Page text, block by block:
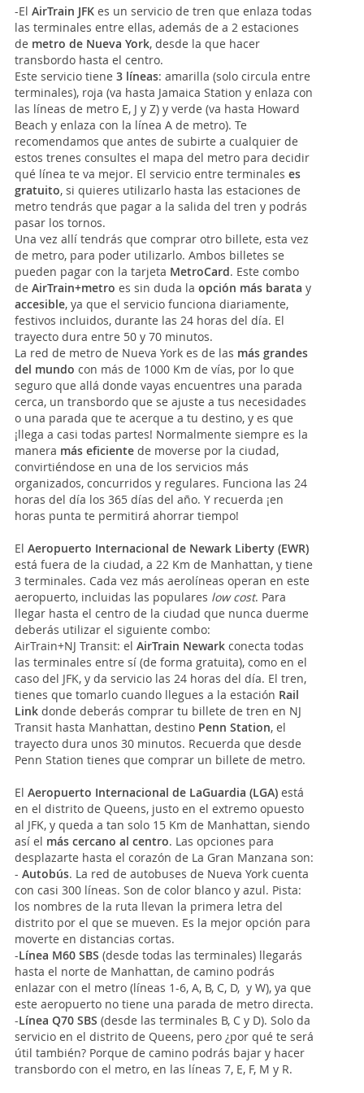
-El AirTrain JFK es un servicio de tren que enlaza todas
las terminales entre ellas, además de a 2 estaciones
de metro de Nueva York, desde la que hacer
transbordo hasta el centro.
Este servicio tiene 3 líneas: amarilla (solo circula entre
terminales), roja (va hasta Jamaica Station y enlaza con
las líneas de metro E, J y Z) y verde (va hasta Howard
Beach y enlaza con la línea A de metro). Te
recomendamos que antes de subirte a cualquier de
estos trenes consultes el mapa del metro para decidir
qué línea te va mejor. El servicio entre terminales es
gratuito, si quieres utilizarlo hasta las estaciones de
metro tendrás que pagar a la salida del tren y podrás
pasar los tornos.
Una vez allí tendrás que comprar otro billete, esta vez
de metro, para poder utilizarlo. Ambos billetes se
pueden pagar con la tarjeta MetroCard. Este combo
de AirTrain+metro es sin duda la opción más barata y
accesible, ya que el servicio funciona diariamente,
festivos incluidos, durante las 24 horas del día. El
trayecto dura entre 50 y 70 minutos.
La red de metro de Nueva York es de las más grandes
del mundo con más de 1000 Km de vías, por lo que
seguro que allá donde vayas encuentres una parada
cerca, un transbordo que se ajuste a tus necesidades
o una parada que te acerque a tu destino, y es que
¡llega a casi todas partes! Normalmente siempre es la
manera más eficiente de moverse por la ciudad,
convirtiéndose en una de los servicios más
organizados, concurridos y regulares. Funciona las 24
horas del día los 365 días del año. Y recuerda ¡en
horas punta te permitirá ahorrar tiempo!
El Aeropuerto Internacional de Newark Liberty (EWR)
está fuera de la ciudad, a 22 Km de Manhattan, y tiene
3 terminales. Cada vez más aerolíneas operan en este
aeropuerto, incluidas las populares low cost. Para
llegar hasta el centro de la ciudad que nunca duerme
deberás utilizar el siguiente combo:
AirTrain+NJ Transit: el AirTrain Newark conecta todas
las terminales entre sí (de forma gratuita), como en el
caso del JFK, y da servicio las 24 horas del día. El tren,
tienes que tomarlo cuando llegues a la estación Rail
Link donde deberás comprar tu billete de tren en NJ
Transit hasta Manhattan, destino Penn Station, el
trayecto dura unos 30 minutos. Recuerda que desde
Penn Station tienes que comprar un billete de metro.
El Aeropuerto Internacional de LaGuardia (LGA) está
en el distrito de Queens, justo en el extremo opuesto
al JFK, y queda a tan solo 15 Km de Manhattan, siendo
así el más cercano al centro. Las opciones para
desplazarte hasta el corazón de La Gran Manzana son:
- Autobús. La red de autobuses de Nueva York cuenta
con casi 300 líneas. Son de color blanco y azul. Pista:
los nombres de la ruta llevan la primera letra del
distrito por el que se mueven. Es la mejor opción para
moverte en distancias cortas.
-Línea M60 SBS (desde todas las terminales) llegarás
hasta el norte de Manhattan, de camino podrás
enlazar con el metro (líneas 1-6, A, B, C, D, y W), ya que
este aeropuerto no tiene una parada de metro directa.
-Línea Q70 SBS (desde las terminales B, C y D). Solo da
servicio en el distrito de Queens, pero ¿por qué te será
útil también? Porque de camino podrás bajar y hacer
transbordo con el metro, en las líneas 7, E, F, M y R.